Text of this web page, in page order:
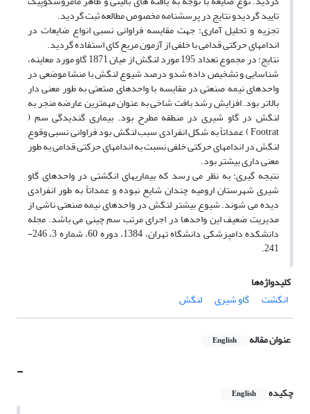
تایید گردیدو نتایج در پرسشنامه مخصوص مطالعه ثبت گردید.
تجزیه و تحلیل آماری: جهت مقایسه فراوانی نسبی انواع ضایعات در
اندامهای حرکتی قدامی با خلفی از آزمون مربع کای استفاده گردید.
نتایج: در مجموع تعداد 195 مورد لنگش از میان 1871 گاو مورد معاینه،
شناسایی و تشخیص داده شدو درصد شیوع لنگش با منشا موضعی در
واحدهای نیمه صنعتی در مقایسه با واحدهای صتعتی به طور معنی دار
بالاتر بود. افزایش رشد بافت شاخی به عنوان مهمترین عارضه منجر به
لنگش در گاو شیری در منطقه مطرح بود. بیماری گندیدگی سم (
Footrat ) عمداتاً به شکل انفرادی سبب لنگش بود فراوانی نسبی وقوع
لنگش در اندامهای حرکتی خلفی نسبت به اندامهای حرکتی قدامی به طور
معنی داری بیشتر بود.
نتیجه گیری: به نظر می رسد که بیماریهای انگشتی در واحدهای گاو
شیری شهرستان ارومیه چندان شایع نبوده و عمداتاً به طور انفرادی
دیده می شوند. شیوع بیشتر لنگش در واحدهای نیمه صنعتی ناشی از
مدیریت ضعیف این واحدها در اجرای مرتب سم چینی می باشد. مجله
دانشکده دامپزشکی دانشگاه تهران، 1384، دوره 60، شماره 3، 246-
241.
کلیدواژه‌ها
انگشت
گاو شیری لنگش
عنوان مقاله English
-
چکیده English